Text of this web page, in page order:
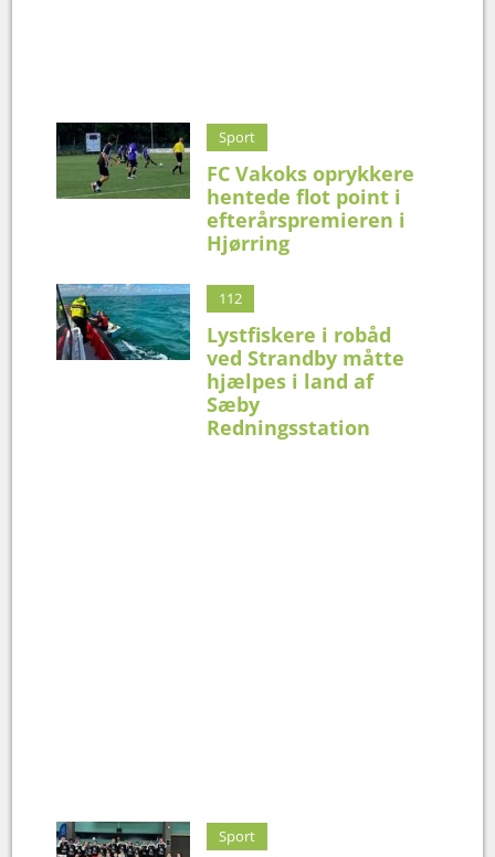
Sport
FC Vakoks oprykkere
hentede flot point i
efterårspremieren i
Hjørring
112
Lystfiskere i robåd
ved Strandby måtte
hjælpes i land af
Sæby
Redningsstation
Sport